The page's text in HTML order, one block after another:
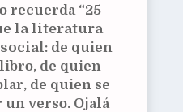
recuerda “25
la literatura
: de quien
de quien
de quien se
verso. Ojalá